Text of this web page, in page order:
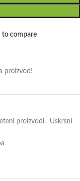
to compare
proizvod!
proizvodi , Uskrsni